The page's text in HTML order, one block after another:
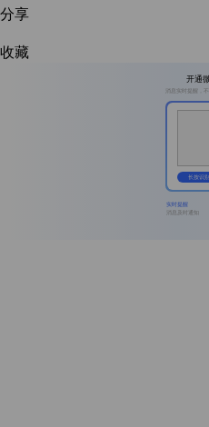
分享
收藏
开通
消息实时提醒，
长按识
实时提醒
消息及时通知